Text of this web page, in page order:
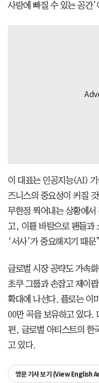
사랑에 빠질 수 있는 공간
이 대표는 인공지능(AI) 기
즈니스의 중요성이 커질
무한정 찍어내는 상황에서
고, 이를 바탕으로 팬들과
‘서사’가 중요해지기 때
글로벌 시장 공략도 가속
초쿠 그룹과 손잡고 제이
확대에 나선다. 플로는 이
00만 곡을 보유하고 있다.
편, 글로벌 아티스트의 한
고 있다.
영문 기사 보기 (View English